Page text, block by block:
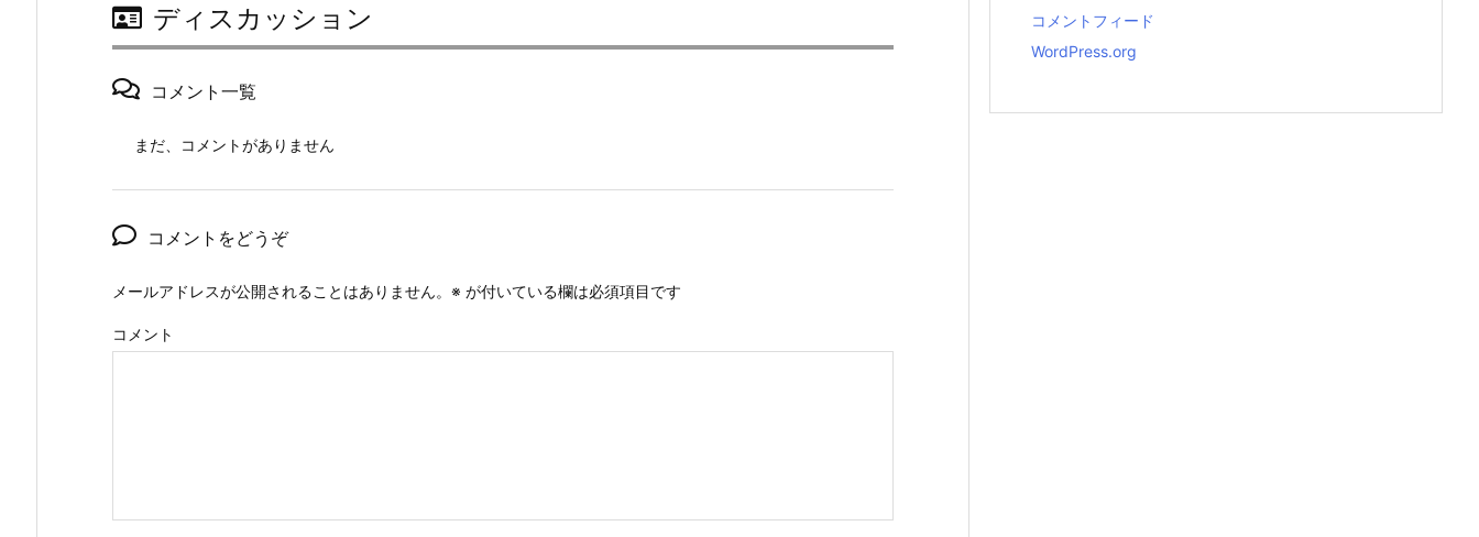
ディスカッション
コメント一覧
まだ、コメントがありません
コメントをどうぞ
メールアドレスが公開されることはありません。 ※ が付いている欄は必須項目です
コメント
コメントフィード
WordPress.org